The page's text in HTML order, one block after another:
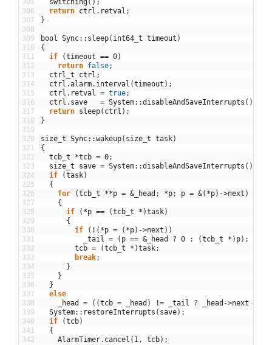
305
306
307
308
309
310
311
312
313
314
315
316
317
318
319
320
321
322
323
324
325
326
327
328
329
330
331
332
333
334
335
336
337
338
339
340
341
342
switching( ) ;
return ctrl . retval ;
}
bool Sync:: sleep( int64 t timeout )
{
if
(timeout == 0)
return false;
ctrl t ctrl ;
ctrl .alarm. interval (timeout ) ;
ctrl . retval = true;
ctrl . save = System::disableAndSaveInterrupts ( )
return sleep( ctrl ) ;
}
size t Sync::wakeup( size t task)
{
tcb_t
*tcb = 0;
size t save = System::disableAndSaveInterrupts ( )
if
(task)
{
for
(tcb_t **p = & _head ; *p; p = &( *p) ->next )
{
if
( *p == (tcb_t * )task)
{
if
( ! ( *p = ( *p) ->next ) )
_tail = ( p == & _head ? 0 : (tcb_t * ) p) ;
tcb = (tcb_t * )task;
break;
}
}
}
else
_head
= ( (tcb = _head ) != _tail ? _head ->next
System:: restoreInterrupts ( save) ;
if
(tcb)
{
AlarmTimer. cancel ( 1, tcb) ;